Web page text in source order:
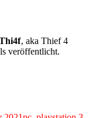
‚ aka Thief 4
veröffentlicht.